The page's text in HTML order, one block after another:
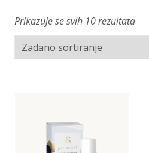
Prikazuje se svih 10 rezultata